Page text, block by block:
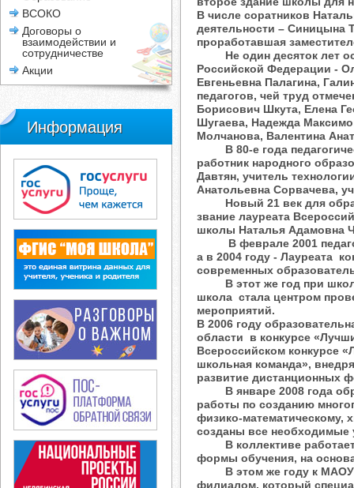
ВСОКО
Договоры о
взаимодействии и
сотрудничестве
Акции
Информация
В числе соратников
деятельности – Синицына
проработавшая
Не один десяток лет
Российской Федерации -
Евгеньевна Палагина,
педагогов, чей труд
Борисович Шкута, Елена
Шугаева, Надежда
Молчанова, Валентина
В 80-е года
работник народного
Давтян, учитель
Анатольевна Сорвачева,
Новый 21 век для
звание лауреата
школы Наталья Адамовна
В феврале 2001
а в 2004 году - Лауреата
современных
В этот же год при школе
школа стала центром
мероприятий.
В 2006 году
области в конкурсе
Всероссийском конкурсе
школьная команда»,
развитие дистанционных
В январе 2008 года
работы по созданию
физико-математическому,
созданы все
В коллективе работает
формы обучения, на
В этом же году к МАОУ
филиалом, который